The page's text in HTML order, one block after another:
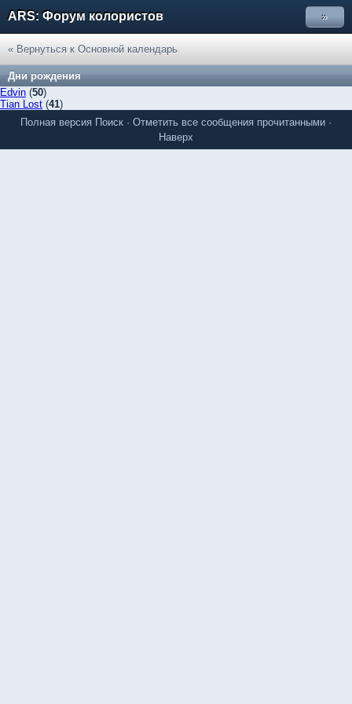
ARS: Форум колористов »
« Вернуться к Основной календарь
Дни рождения
Edvin (50)
Tian Lost (41)
Полная версия Поиск · Отметить все сообщения прочитанными ·
Наверх